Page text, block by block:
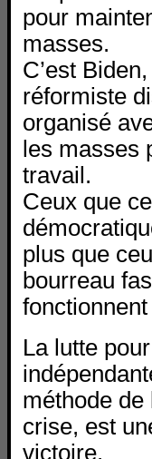
pour
masses.
C’est
réformiste
organisé
les masses
travail.
Ceux que
plus que
bourreau
La lutte
méthode de
crise, est
victoire.